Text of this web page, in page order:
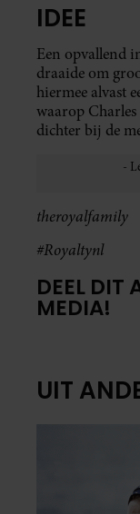
IDEE
Een opvallend
draaide om
hiermee alvast
waarop
dichter bij de
theroyalfamily
#Royaltynl
DEEL DIT
MEDIA!
UIT